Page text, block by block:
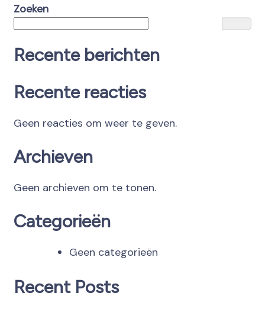
naar:
Zoeken
Recente berichten
Recente reacties
Geen reacties om weer te geven.
Archieven
Geen archieven om te tonen.
Categorieën
Geen categorieën
Recent Posts